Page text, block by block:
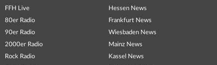
FFH Live
80er Radio
90er Radio
2000er Radio
Rock Radio
Hessen News
Frankfurt News
Wiesbaden News
Mainz News
Kassel News